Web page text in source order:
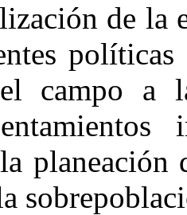
de la
políticas
campo a
planeación